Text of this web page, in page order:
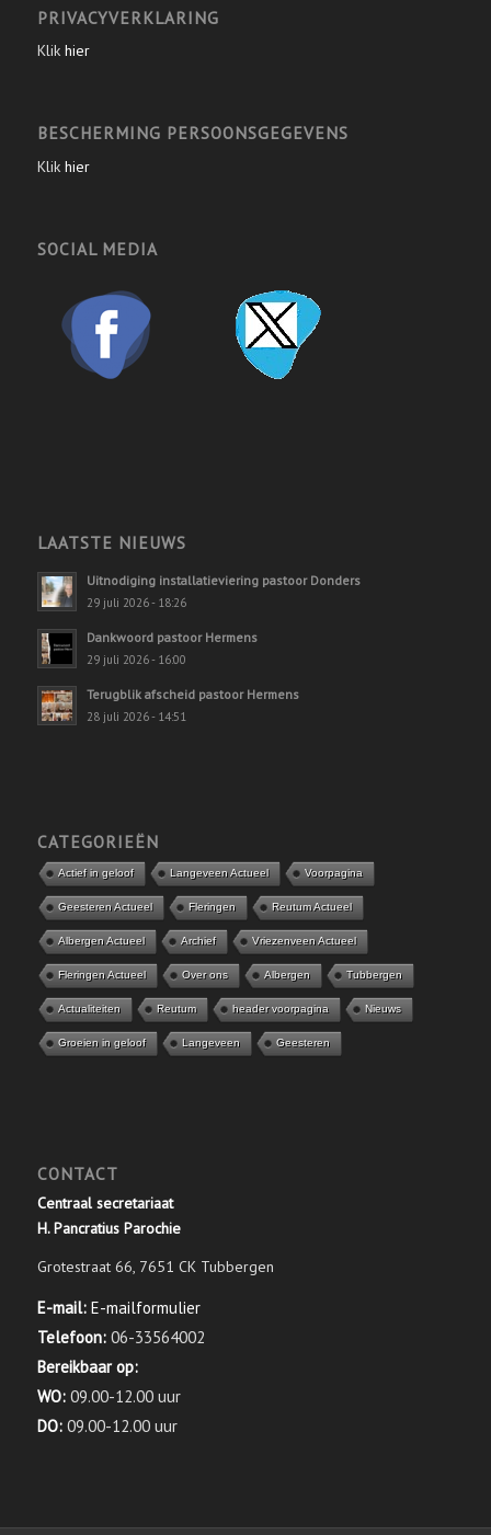
PRIVACYVERKLARING
Klik hier
BESCHERMING PERSOONSGEGEVENS
Klik hier
SOCIAL MEDIA
LAATSTE NIEUWS
Uitnodiging installatieviering pastoor Donders
29 juli 2026 - 18:26
Dankwoord pastoor Hermens
29 juli 2026 - 16:00
Terugblik afscheid pastoor Hermens
28 juli 2026 - 14:51
CATEGORIEËN
Actief in geloof Langeveen Actueel Voorpagina
Geesteren Actueel Fleringen Reutum Actueel
Albergen Actueel Archief Vriezenveen Actueel
Fleringen Actueel Over ons Albergen Tubbergen
Actualiteiten Reutum header voorpagina Nieuws
Groeien in geloof Langeveen Geesteren
CONTACT
Centraal secretariaat
H. Pancratius Parochie
Grotestraat 66, 7651 CK Tubbergen
E-mail: E-mailformulier
Telefoon: 06-33564002
Bereikbaar op:
WO: 09.00-12.00 uur
DO: 09.00-12.00 uur